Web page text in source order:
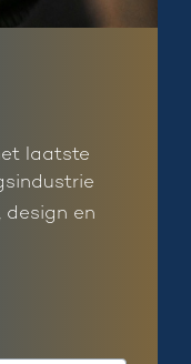
laatste
design en